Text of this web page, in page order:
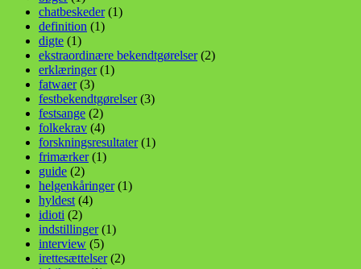
chatbeskeder(1)
definition (1)
digte (1)
ekstraordinære bekendtgørelser(2)
erklæringer(1)
fatwaer(3)
festbekendtgørelser(3)
festsange (2)
folkekrav (4)
forskningsresultater(1)
frimærker(1)
guide (2)
helgenkåringer(1)
hyldest (4)
idioti (2)
indstillinger(1)
interview (5)
irettesættelser(2)